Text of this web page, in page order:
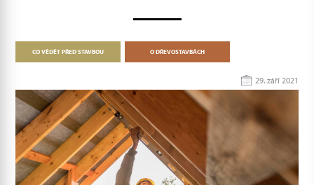
CO VĚDĚT PŘED STAVBOU O DŘEVOSTAVBÁCH
29. září 2021